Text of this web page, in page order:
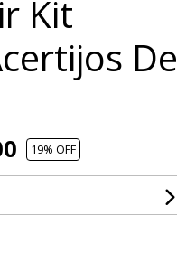
Kit
De
19% OFF